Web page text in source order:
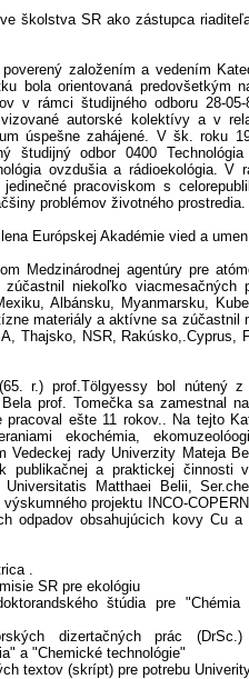
školstva SR ako zástupca
založením a vedením
bola orientovaná predovšetkým
v rámci študijného odboru 28-
autorské kolektívy a v
úspešne zahájené. V šk. roku
študijný odbor 0400
ovzdušia a rádioekológia. V
pracoviskom s
problémov životného prostredia.
Európskej Akadémie vied a
Medzinárodnej agentúry pre
niekoľko viacmesačných
Albánsku, Myanmarsku,
materiály a aktívne sa zúčastnil
Thajsko, NSR, Rakúsko,.Cyprus,
r.) prof.Tölgyessy bol nútený
prof. Tomečka sa zamestnal
ešte 11 rokov.. Na tejto
ekochémia,
Vedeckej rady Univerzity Mateja
publikačnej a praktickej činnosti
Matthaei Belii,
projektu INCO-
odpadov obsahujúcich kovy Cu
.
SR pre ekológiu
štúdia pre
dizertačných prác
a "Chemické technológie"
textov (skrípt) pre potrebu